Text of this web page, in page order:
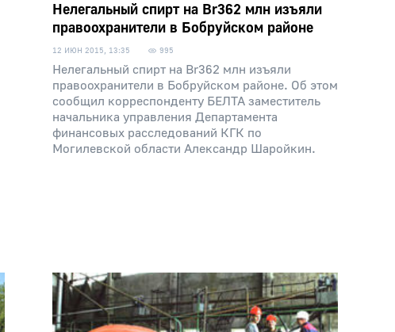
Нелегальный спирт на Br362 млн изъяли
правоохранители в Бобруйском районе
12 ИЮН 2015, 13:35 995
Нелегальный спирт на Br362 млн изъяли
правоохранители в Бобруйском районе. Об этом
сообщил корреспонденту БЕЛТА заместитель
начальника управления Департамента
финансовых расследований КГК по
Могилевской области Александр Шаройкин.